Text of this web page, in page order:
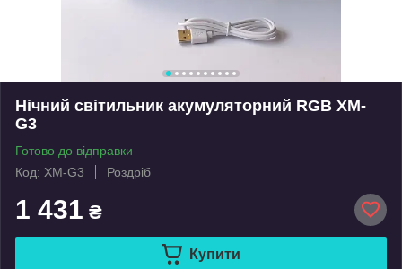
Нічний світильник акумуляторний RGB XM-
G3
Готово до відправки
Код: XM-G3
Роздріб
1 431 ₴
Купити